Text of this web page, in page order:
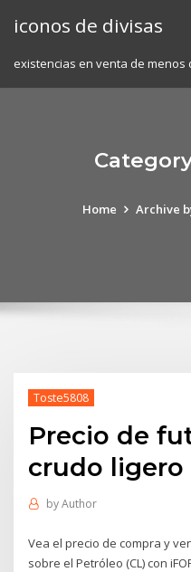
iconos de divisas
existencias en venta de menos
Home Archive
Toste5808
Precio de
crudo ligero
byAuthor
Vea el precio de compra y
sobre el Petróleo (CL) con